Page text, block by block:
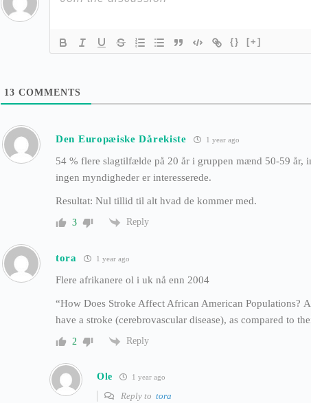
{} [+]
13 COMMENTS
Den Europæiske Dårekiste 1 year ago
54 % flere slagtilfælde på 20 år i gruppen mænd 50-59 år,
ingen myndigheder er interesserede.
Resultat: Nul tillid til alt hvad de kommer med.
3 Reply
tora 1 year ago
Flere afrikanere ol i uk nå enn 2004
“How Does Stroke Affect African American Populations?
have a stroke (cerebrovascular disease), as compared to
2 Reply
Ole 1 year ago
Reply to tora